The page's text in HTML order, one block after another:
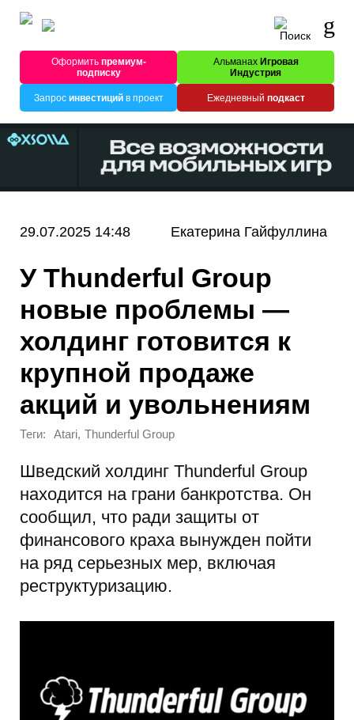
Оформитьпремиум-
подписку
Альманах Игровая
Индустрия
Запрос инвестицийв проект Ежедневный подкаст
29.07.2025 14:48 Екатерина Гайфуллина
У Thunderful Group
новые проблемы —
холдинг готовится к
крупной продаже
акций и увольнениям
Теги: Atari, Thunderful Group
Шведский холдинг Thunderful Group
находится на грани банкротства. Он
сообщил, что ради защиты от
финансового краха вынужден пойти
на ряд серьезных мер, включая
реструктуризацию.